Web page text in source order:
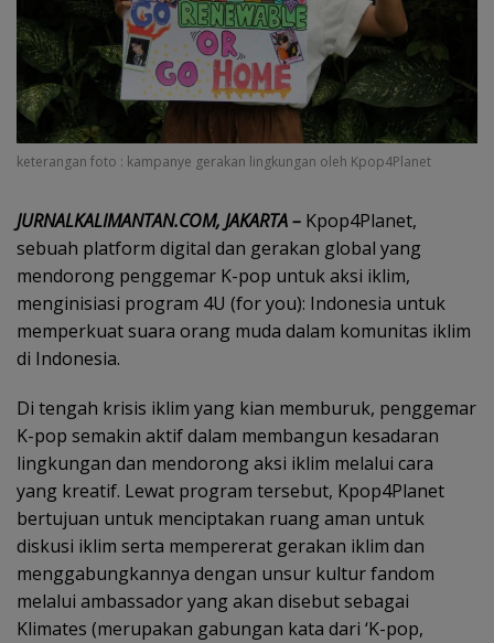
keterangan foto : kampanye gerakan lingkungan oleh Kpop4Planet
JURNALKALIMANTAN.COM, JAKARTA – Kpop4Planet,
sebuah platform digital dan gerakan global yang
mendorong penggemar K-pop untuk aksi iklim,
menginisiasi program 4U (for you): Indonesia untuk
memperkuat suara orang muda dalam komunitas iklim
di Indonesia.
Di tengah krisis iklim yang kian memburuk, penggemar
K-pop semakin aktif dalam membangun kesadaran
lingkungan dan mendorong aksi iklim melalui cara
yang kreatif. Lewat program tersebut, Kpop4Planet
bertujuan untuk menciptakan ruang aman untuk
diskusi iklim serta mempererat gerakan iklim dan
menggabungkannya dengan unsur kultur fandom
melalui ambassador yang akan disebut sebagai
Klimates (merupakan gabungan kata dari ‘K-pop,